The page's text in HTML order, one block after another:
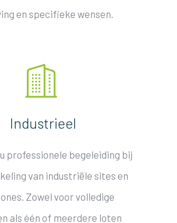
en specifieke wensen.
Industrieel
professionele begeleiding bij
van industriële sites en
Zowel voor volledige
als één of meerdere loten